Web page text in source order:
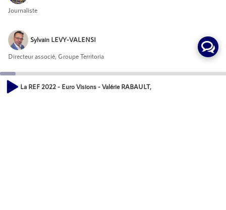
Journaliste
Sylvain LEVY-VALENSI
Directeur associé, Groupe Territoria
Invités
La REF 2022 - Euro Visions - Valérie RABAULT, Députée et vice-